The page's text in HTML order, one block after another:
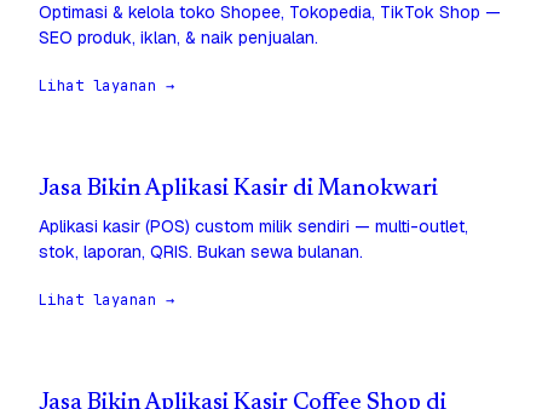
Optimasi & kelola toko Shopee, Tokopedia, TikTok Shop —
SEO produk, iklan, & naik penjualan.
Lihat layanan →
Jasa Bikin Aplikasi Kasir di Manokwari
Aplikasi kasir (POS) custom milik sendiri — multi-outlet,
stok, laporan, QRIS. Bukan sewa bulanan.
Lihat layanan →
Jasa Bikin Aplikasi Kasir Coffee Shop di